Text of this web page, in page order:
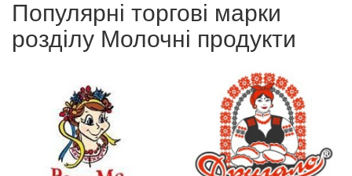
Популярні торгові марки
розділу Молочні продукти